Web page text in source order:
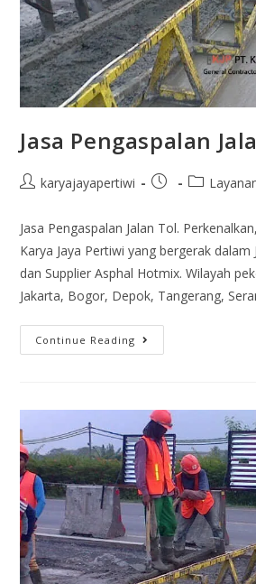
Jasa Pengaspalan
karyajayapertiwi
Jasa Pengaspalan Jalan Tol.
Karya Jaya Pertiwi yang bergerak dalam
dan Supplier Asphal Hotmix. Wilayah
Jakarta, Bogor, Depok, Tangerang,
Continue Reading